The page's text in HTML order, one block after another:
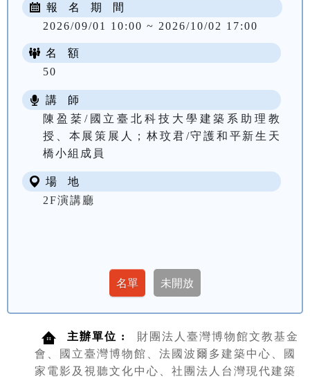
報 名 期 間
2026/09/01 10:00 ~ 2026/10/02 17:00
名 額
50
講 師
陳盈棻/國立臺北科技大學建築系助理教
授、本展策展人；林玟君/守護和平新生天
橋小組成員
場 地
2F演講廳
主辦單位 :
財團法人臺灣博物館文教基金
會、國立臺灣博物館、法國波爾多建築中心、國
家電影及視聽文化中心、社團法人台灣現代建築